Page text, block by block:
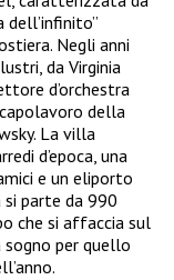
Negli anni
da Virginia
d’orchestra
della
La villa
d’epoca, una
e un eliporto
si parte da 990
che si affaccia sul
per quello